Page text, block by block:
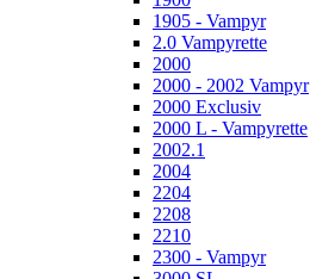
1905 - Vampyr
2.0 Vampyrette
2000
2000 - 2002 Vampyr
2000 Exclusiv
2000 L - Vampyrette
2002.1
2004
2204
2208
2210
2300 - Vampyr